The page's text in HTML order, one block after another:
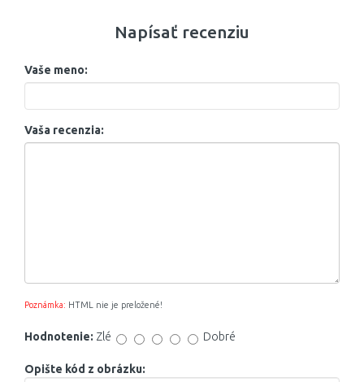
Napísať recenziu
Vaše meno:
Vaša recenzia:
Poznámka: HTML nie je preložené!
Hodnotenie: Zlé Dobré
Opište kód z obrázku: